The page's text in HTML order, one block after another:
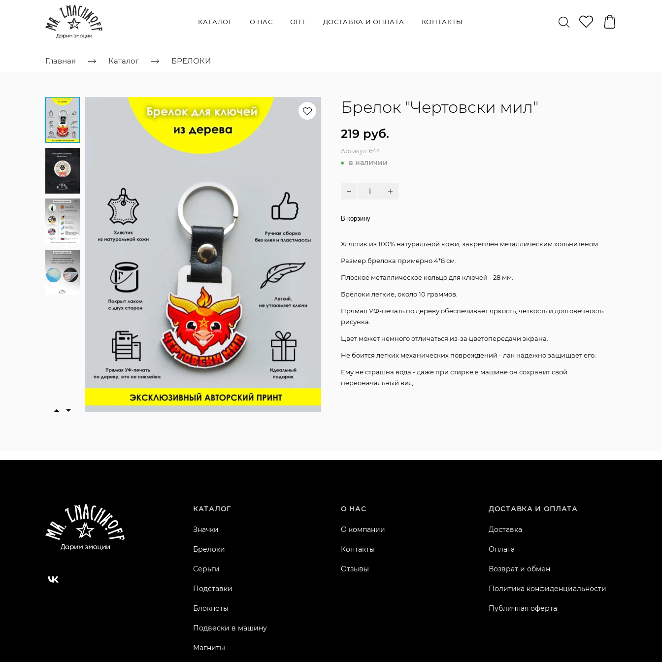
КАТАЛОГ О НАС ОПТ ДОСТАВКА И ОПЛАТА КОНТАКТЫ
Главная Каталог БРЕЛОКИ
Брелок "Чертовски мил"
219 руб.
Артикул 644
в наличии
В корзину
Хлястик из 100% натуральной кожи, закреплен металлическим хольнитеном.
Размер брелока примерно 4*8 см.
Плоское металлическое кольцо для ключей - 28 мм.
Брелоки легкие, около 10 граммов.
Прямая УФ-печать по дереву обеспечивает яркость, чёткость и долговечность
рисунка.
Цвет может немного отличаться из-за цветопередачи экрана.
Не боится легких механических повреждений - лак надежно защищает его.
Ему не страшна вода - даже при стирке в машине он сохранит свой
первоначальный вид.
КАТАЛОГ
Значки
Брелоки
Серьги
Подставки
Блокноты
Подвески в машину
Магниты
О НАС
О компании
Контакты
Отзывы
ДОСТАВКА И ОПЛАТА
Доставка
Оплата
Возврат и обмен
Политика конфиденциальности
Публичная оферта